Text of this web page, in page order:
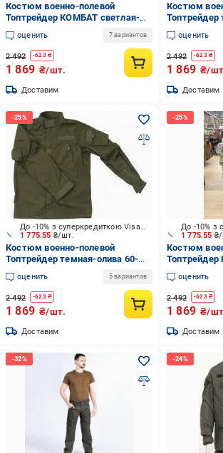
Костюм военно-полевой
Топтрейдер КОМБАТ светлая-
олива 120-124/182-188 см р.XXL
оценить 7 вариантов
2 492 -623₴
1 869 ₴/шт.
Доставим
Костюм
Топтрейдер
54р / 182-
р.XLоценить
2 492 -623₴
1 869 ₴/
Доставим
1 775.55 ₴/шт.
До -10% з суперкредиткою Visa Вигода
Костюм военно-полевой
Топтрейдер темная-олива 60-
62р / 170-176 см (Узкий Ворот)
р.XXXL
оценить 5 вариантов
2 492 -623₴
1 869 ₴/шт.
Доставим
1 775.55 ₴/
Костюм
олива 112-
оценить
2 492 -623₴
1 869 ₴/
Доставим